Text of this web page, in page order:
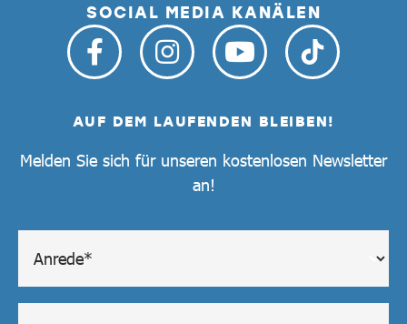
SOCIAL MEDIA KANÄLEN
AUF DEM LAUFENDEN BLEIBEN!
Melden Sie sich für unseren kostenlosen Newsletter
an!